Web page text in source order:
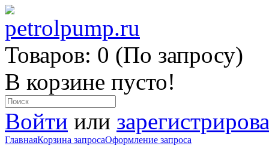
Товаров: 0 (По запросу)
В корзине пусто!
Войти или
ГлавнаяКорзина запросаОформление запроса